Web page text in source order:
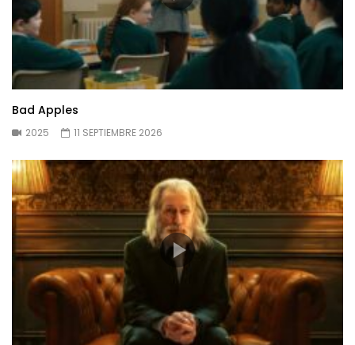
Bad Apples
2025 11 SEPTIEMBRE 2026